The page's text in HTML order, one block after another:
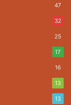
47
32
25
17
16
13
13